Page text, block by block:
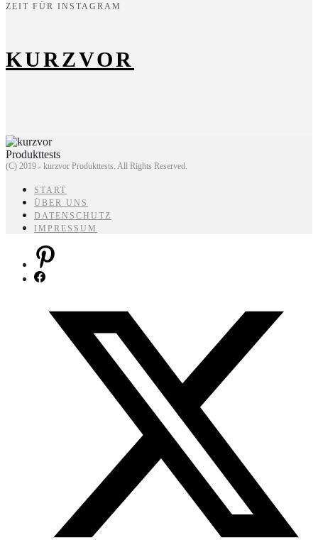
ZEIT FÜR INSTAGRAM
KURZVOR
(C) 2019 - kurzvor Produkttests. All Rights Reserved.
START
ÜBER UNS
DATENSCHUTZ
IMPRESSUM